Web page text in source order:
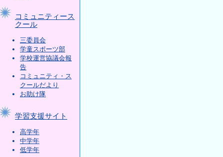
コミュニティース
クール
三委員会
学童スポーツ部
学校運営協議会報
告
コミュニティ・ス
クールだより
お助け隊
学習支援サイト
高学年
中学年
低学年